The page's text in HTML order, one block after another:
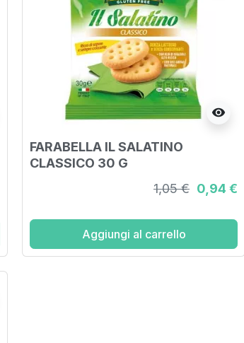
visibility
FARABELLA IL SALATINO
CLASSICO 30 G
1,05 € 0,94 €
Aggiungi al carrello